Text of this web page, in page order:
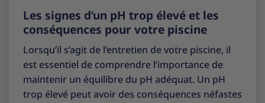
Les signes d’un pH trop élevé et les
conséquences pour votre piscine
Lorsqu’il s’agit de l’entretien de votre piscine, il
est essentiel de comprendre l’importance de
maintenir un équilibre du pH adéquat. Un pH
trop élevé peut avoir des conséquences néfastes